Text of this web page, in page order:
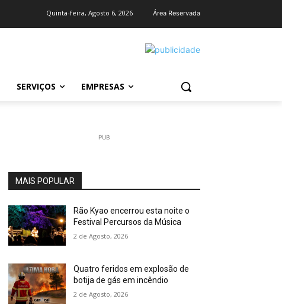
Quinta-feira, Agosto 6, 2026 Área Reservada
SERVIÇOS EMPRESAS
PUB
MAIS POPULAR
Rão Kyao encerrou esta noite o
Festival Percursos da Música
2 de Agosto, 2026
Quatro feridos em explosão de
botija de gás em incêndio
2 de Agosto, 2026